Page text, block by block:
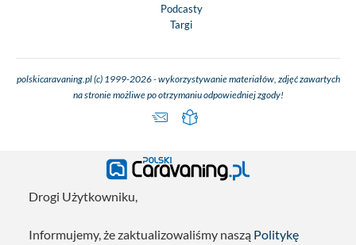
Podcasty
Targi
polskicaravaning.pl (c) 1999-2026 - wykorzystywanie materiałów, zdjęć zawartych
na stronie możliwe po otrzymaniu odpowiedniej zgody!
Drogi Użytkowniku,
Informujemy, że zaktualizowaliśmy naszą Politykę